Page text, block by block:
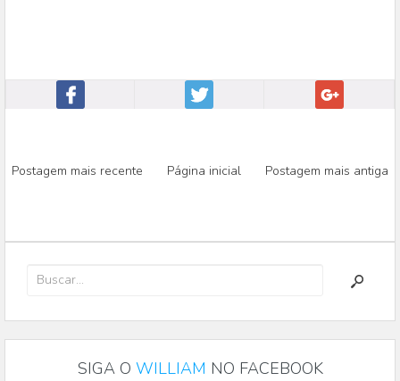
Postagem mais recente Página inicial Postagem mais antiga
SIGA O WILLIAM NO FACEBOOK